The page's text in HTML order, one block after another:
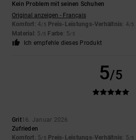
Kein Problem mit seinen Schuhen
Original anzeigen - Français
Komfort: 4/5 Preis-Leistungs-Verhältnis: 4/5
Material : 5 /5 Farbe: 5/5
Ich empfehle dieses Produkt
5/5
Grit16. Januar 2026
Zufrieden
Komfort: 5/5 Preis-Leistungs-Verhältnis: 5/5